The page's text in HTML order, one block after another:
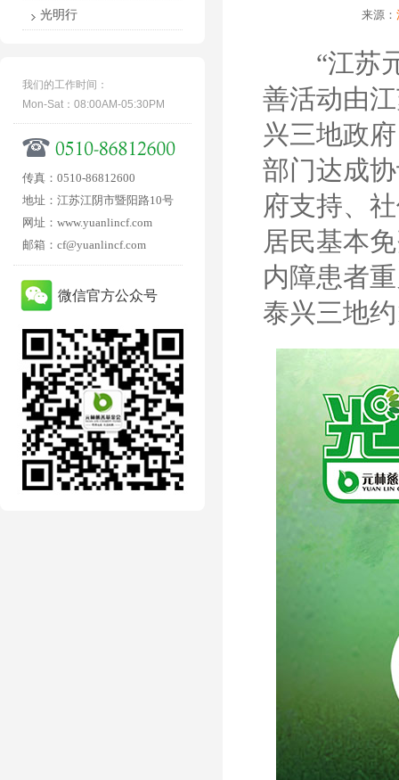
光明行
我们的工作时间：
Mon-Sat：08:00AM-05:30PM
传真：0510-86812600
地址：江苏江阴市暨阳路10号
网址：www.yuanlincf.com
邮箱：cf@yuanlincf.com
微信官方公众号
来源：
“江苏元
善活动由
兴三地政
部门达成
府支持、
居民基本
内障患者
泰兴三地